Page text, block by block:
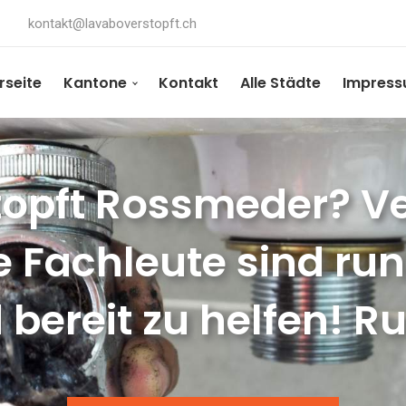
kontakt@lavaboverstopft.ch
Kantone Kontakt Alle Städte
Rossmeder?
Fachleute sind
zu helfen!